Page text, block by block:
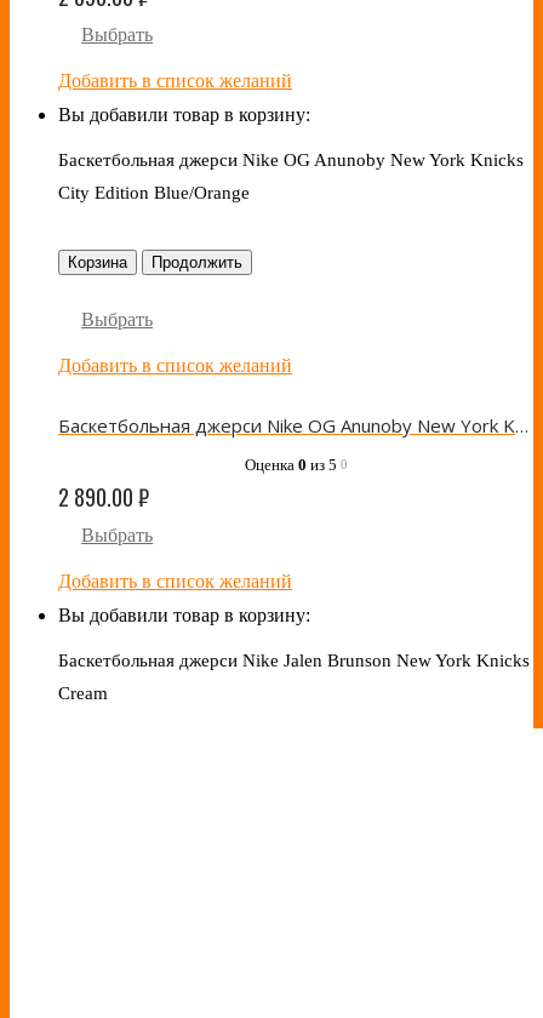
Выбрать
Добавить в список желаний
Вы добавили товар в корзину:
Баскетбольная джерси Nike OG Anunoby New York Knicks
City Edition Blue/Orange
Корзина Продолжить
Выбрать
Добавить в список желаний
Баскетбольная джерси Nike OG Anunoby New York Knicks City Edition Blue/Orange
Оценка 0 из 5 0
2 890.00₽
Выбрать
Добавить в список желаний
Вы добавили товар в корзину:
Баскетбольная джерси Nike Jalen Brunson New York Knicks
Cream